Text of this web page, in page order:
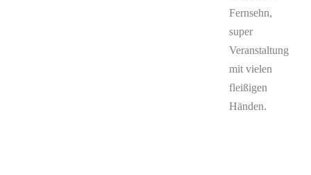
Fernsehn,
super
Veranstaltung
mit vielen
fleißigen
Händen.